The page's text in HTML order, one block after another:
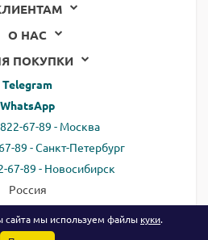
О НАС
ПОКУПКИ
Telegram
WhatsApp
67-89 - Москва
89 - Санкт-Петербург
67-89 - Новосибирск
Россия
сайта мы используем файлы куки.